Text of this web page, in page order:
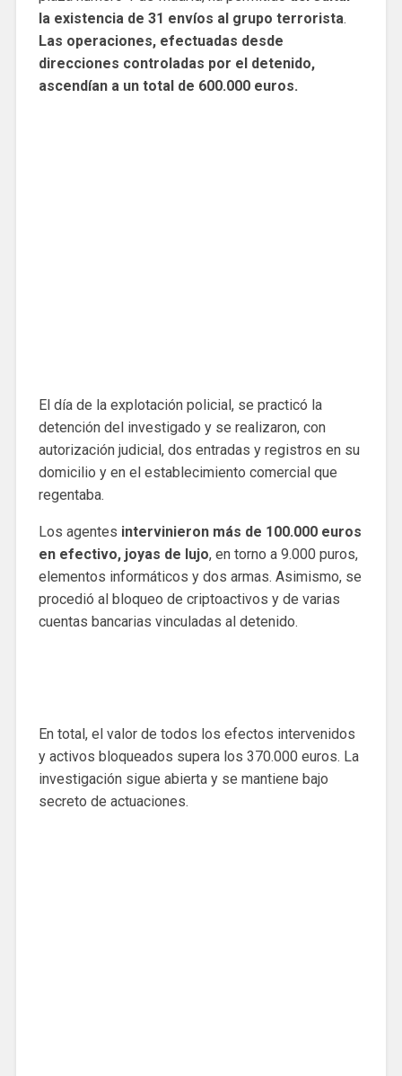
la existencia de 31 envíos al grupo terrorista.
Las operaciones, efectuadas desde
direcciones controladas por el detenido,
ascendían a un total de 600.000 euros.
El día de la explotación policial, se practicó la
detención del investigado y se realizaron, con
autorización judicial, dos entradas y registros en su
domicilio y en el establecimiento comercial que
regentaba.
Los agentes intervinieron más de 100.000 euros
en efectivo, joyas de lujo, en torno a 9.000 puros,
elementos informáticos y dos armas. Asimismo, se
procedió al bloqueo de criptoactivos y de varias
cuentas bancarias vinculadas al detenido.
En total, el valor de todos los efectos intervenidos
y activos bloqueados supera los 370.000 euros. La
investigación sigue abierta y se mantiene bajo
secreto de actuaciones.